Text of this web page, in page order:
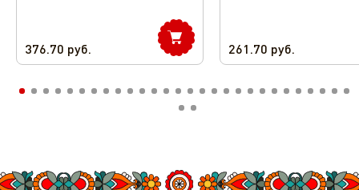
376.70 руб. 261.70 руб.